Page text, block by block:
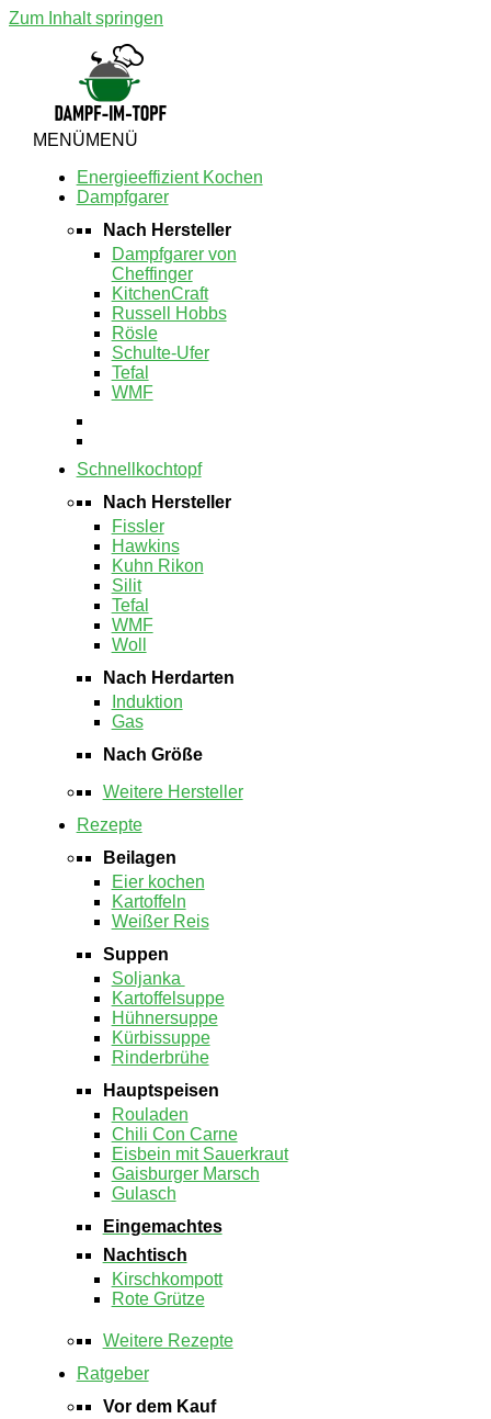
Zum Inhalt springen
MENÜMENÜ
Energieeffizient Kochen
Dampfgarer
Nach Hersteller
Dampfgarer von
Cheffinger
KitchenCraft
Russell Hobbs
Rösle
Schulte-Ufer
Tefal
WMF
Schnellkochtopf
Nach Hersteller
Fissler
Hawkins
Kuhn Rikon
Silit
Tefal
WMF
Woll
Nach Herdarten
Induktion
Gas
Nach Größe
Weitere Hersteller
Rezepte
Beilagen
Eier kochen
Kartoffeln
Weißer Reis
Suppen
Soljanka
Kartoffelsuppe
Hühnersuppe
Kürbissuppe
Rinderbrühe
Hauptspeisen
Rouladen
Chili Con Carne
Eisbein mit Sauerkraut
Gaisburger Marsch
Gulasch
Eingemachtes
Nachtisch
Kirschkompott
Rote Grütze
Weitere Rezepte
Ratgeber
Vor dem Kauf